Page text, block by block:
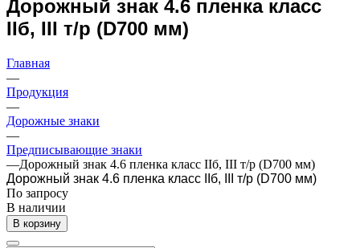
Дорожный знак 4.6 пленка класс
IIб, III т/р (D700 мм)
Главная
—
Продукция
—
Дорожные знаки
—
Предписывающие знаки
—Дорожный знак 4.6 пленка класс IIб, III т/р (D700 мм)
Дорожный знак 4.6 пленка класс IIб, III т/р (D700 мм)
По запросу
В наличии
В корзину